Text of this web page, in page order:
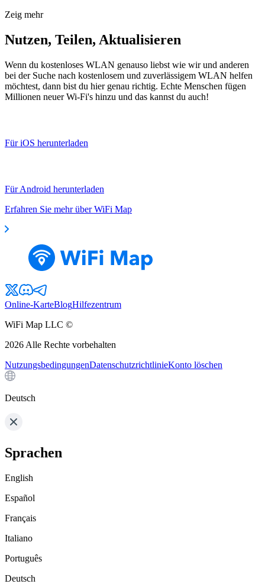
Zeig mehr
Nutzen, Teilen, Aktualisieren
Wenn du kostenloses WLAN genauso liebst wie wir und anderen
bei der Suche nach kostenlosem und zuverlässigem WLAN helfen
möchtest, dann bist du hier genau richtig. Echte Menschen fügen
Millionen neuer Wi-Fi's hinzu und das kannst du auch!
Für iOS herunterladen
Für Android herunterladen
Erfahren Sie mehr über WiFi Map
Online-KarteBlogHilfezentrum
WiFi Map LLC ©
2026 Alle Rechte vorbehalten
NutzungsbedingungenDatenschutzrichtlinieKonto löschen
Deutsch
Sprachen
English
Español
Français
Italiano
Português
Deutsch